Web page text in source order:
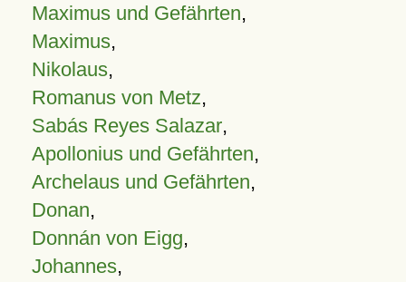
Maximus und Gefährten,
Maximus,
Nikolaus,
Romanus von Metz,
Sabás Reyes Salazar,
Apollonius und Gefährten,
Archelaus und Gefährten,
Donan,
Donnán von Eigg,
Johannes,